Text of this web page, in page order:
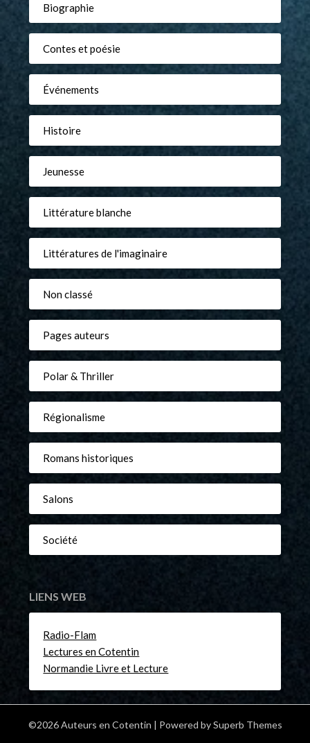
Biographie
Contes et poésie
Événements
Histoire
Jeunesse
Littérature blanche
Littératures de l'imaginaire
Non classé
Pages auteurs
Polar & Thriller
Régionalisme
Romans historiques
Salons
Société
LIENS WEB
Radio-Flam
Lectures en Cotentin
Normandie Livre et Lecture
©2026 Auteurs en Cotentin | Powered bySuperb Themes